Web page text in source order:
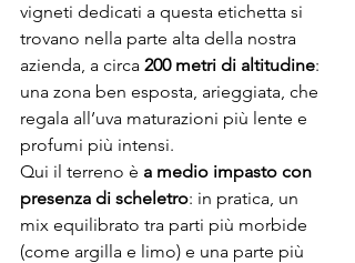
vigneti dedicati a questa etichetta si
trovano nella parte alta della nostra
azienda, a circa 200 metri di altitudine:
una zona ben esposta, arieggiata, che
regala all’uva maturazioni più lente e
profumi più intensi.
Qui il terreno è a medio impasto con
presenza di scheletro: in pratica, un
mix equilibrato tra parti più morbide
(come argilla e limo) e una parte più